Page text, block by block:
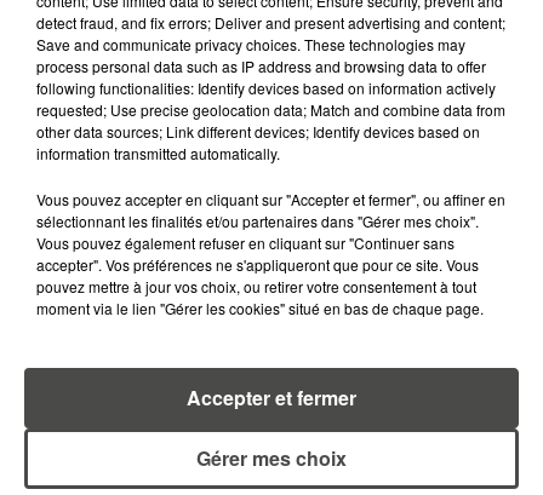
TAXÉS...
6 août 2026
CANICULE : POURQUOI LES
BOUTEILLES D'EAU
DISPARAISSENT DES RAYONS...
MANGER SAINEMENT COÛTE 25 %
PLUS CHER QU'IL Y A CINQ ANS,
ALERTE L’ONU
5 août 2026
OFFRENT LE MEILLEUR RAPPORT...
detect fraud, and fix errors; Deliver and present advertising and content;
Save and communicate privacy choices. These technologies may
process personal data such as IP address and browsing data to offer
following functionalities: Identify devices based on information actively
requested; Use precise geolocation data; Match and combine data from
other data sources; Link different devices; Identify devices based on
information transmitted automatically.
Vous pouvez accepter en cliquant sur "Accepter et fermer", ou affiner en
sélectionnant les finalités et/ou partenaires dans "Gérer mes choix".
Vous pouvez également refuser en cliquant sur "Continuer sans
accepter". Vos préférences ne s'appliqueront que pour ce site. Vous
pouvez mettre à jour vos choix, ou retirer votre consentement à tout
moment via le lien "Gérer les cookies" situé en bas de chaque page.
Gérer mes choix
Accepter et fermer